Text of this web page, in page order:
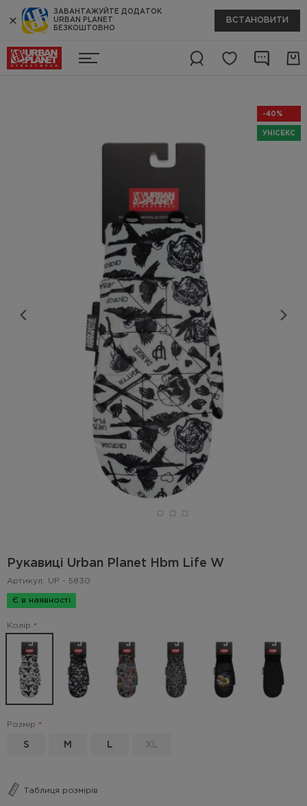
ЗАВАНТАЖУЙТЕ ДОДАТОК
URBAN PLANET
БЕЗКОШТОВНО
ВСТАНОВИТИ
-40%
УНІСЕКС
Рукавиці Urban Planet Hbm Life W
Артикул: UP - 5830
Є в наявності
Колір
Розмір
S M L XL
Таблиця розмірів